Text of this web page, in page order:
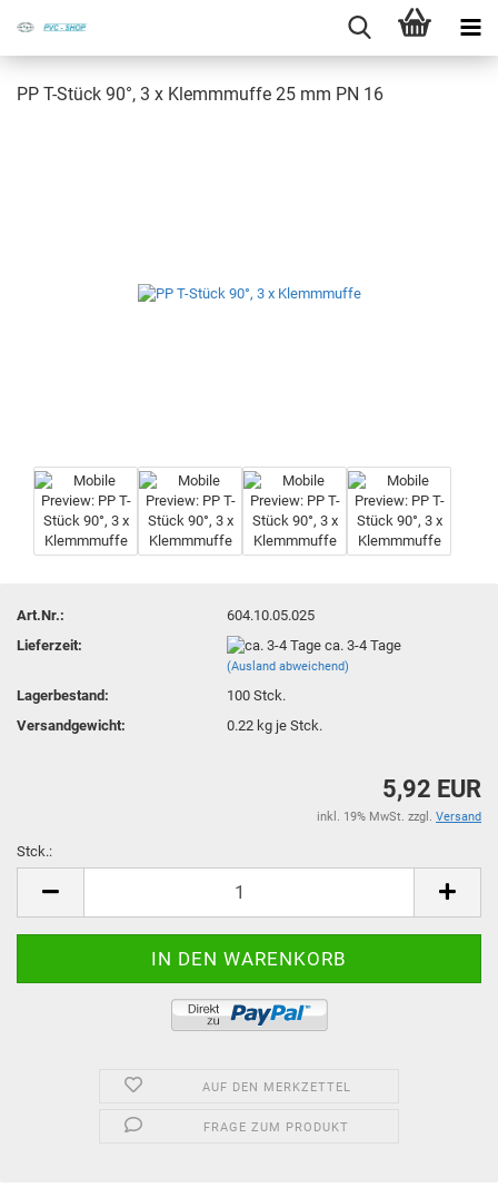
PP T-​Stück 90°, 3 x Klemm­muf­fe 25 mm PN 16
Art.Nr.:
604.10.05.025
Lieferzeit:
ca. 3-4 Tage
(Ausland abweichend)
Lagerbestand: 100Stck.
Versandgewicht:
0.22 kg je Stck.
5,92 EUR
inkl. 19% MwSt. zzgl. Versand
Stck.:
AUF DEN MERKZETTEL
FRAGE ZUM PRODUKT